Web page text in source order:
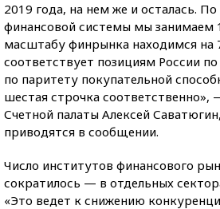
2019 года, на нем же и осталась.
финансовой системы мы занимаем
масштабу финрынка находимся на
соответствует позициям России
по паритету покупательной
шестая строчка соответственно»,
Счетной палаты Алексей
приводятся в сообщении.
Число институтов финансового
сократилось — в отдельных
«Это ведет к снижению